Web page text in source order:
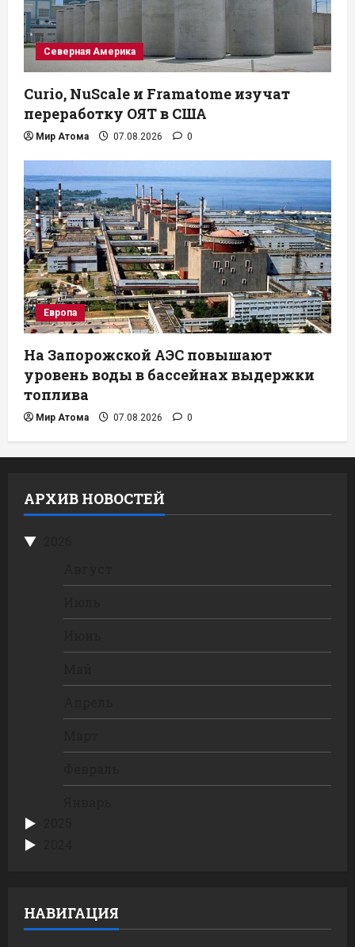
Северная Америка
Curio, NuScale и Framatome изучат
переработку ОЯТ в США
Мир Атома 07.08.2026 0
Европа
На Запорожской АЭС повышают
уровень воды в бассейнах выдержки
топлива
Мир Атома 07.08.2026 0
АРХИВ НОВОСТЕЙ
НАВИГАЦИЯ